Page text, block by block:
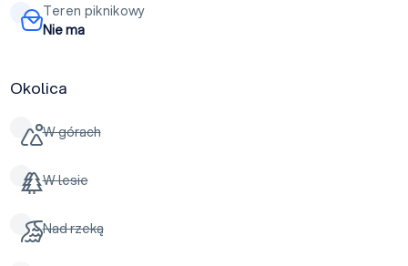
Teren piknikowy
Nie ma
Okolica
W górach
W lesie
Nad rzeką